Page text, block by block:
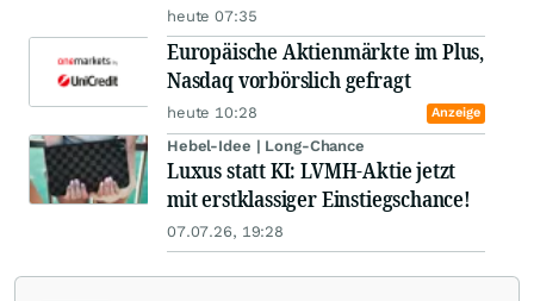
heute 07:35
Europäische Aktienmärkte im Plus,
Nasdaq vorbörslich gefragt
heute 10:28 Anzeige
Hebel-Idee | Long-Chance
Luxus statt KI: LVMH-Aktie jetzt
mit erstklassiger Einstiegschance!
07.07.26, 19:28